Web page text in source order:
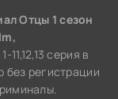
Отцы 1 сезон
серия в
без регистрации